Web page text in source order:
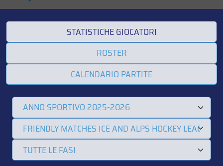
STATISTICHE GIOCATORI
ROSTER
CALENDARIO PARTITE